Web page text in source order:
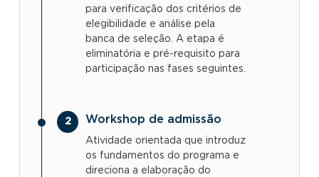
para verificação dos critérios de
elegibilidade e análise pela
banca de seleção. A etapa é
eliminatória e pré-requisito para
participação nas fases seguintes.
Workshop de admissão
Atividade orientada que introduz
os fundamentos do programa e
direciona a elaboração do